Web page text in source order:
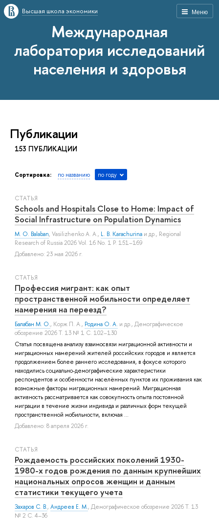
Меню
Высшая школа экономики
Международная
лаборатория исследований
населения и здоровья
Публикации
153 ПУБЛИКАЦИИ
Сортировка: по названию по году
СТАТЬЯ
Schools and Hospitals Close to Home: Impact of
Social Infrastructure on Population Dynamics
M. O. Balaban, Vasilizhenko A. A., L. B. Karachurina и др., Regional
Research of Russia 2026 Vol. 16 No. 1 P. 151–169
Добавлено: 23 мая 2026 г.
СТАТЬЯ
Профессия мигрант: как опыт
пространственной мобильности определяет
намерения на переезд?
Балабан М. О., Корж П. А., Родина О. А. и др., Демографическое
обозрение 2026 Т. 13 № 1 С. 102–130
Статья посвящена анализу взаимосвязи миграционной активности и
миграционных намерений жителей российских городов и является
продолжением более раннего исследования, в фокусе которого
находились социально-демографические характеристики
респондентов и особенности населённых пунктов их проживания как
возможные факторы миграционных намерений. Миграционная
активность рассматривается как совокупность опыта постоянной
миграции в течение жизни индивида и различных форм текущей
пространственной мобильности, включая ...
Добавлено: 8 апреля 2026 г.
СТАТЬЯ
Рождаемость российских поколений 1930-
1980-х годов рождения по данным крупнейших
национальных опросов женщин и данным
статистики текущего учета
Захаров С. В., Андреев Е. М., Демографическое обозрение 2026 Т. 13
№ 2 С. 4–36